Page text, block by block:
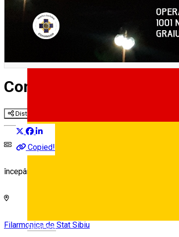
Deutsch
Concerte pe acoperiș
Distribuie
Copied!
începând de la 20 lei
Filarmonica de Stat Sibiu